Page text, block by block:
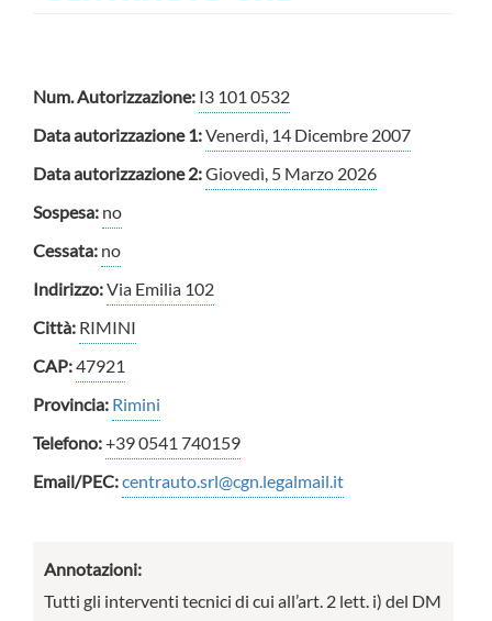
Num. Autorizzazione: I3 101 0532
Data autorizzazione 1:Venerdì, 14 Dicembre 2007
Data autorizzazione 2:Giovedì, 5 Marzo 2026
Sospesa: no
Cessata: no
Indirizzo:Via Emilia 102
Città: RIMINI
CAP:47921
Provincia: Rimini
Telefono:+39 0541 740159
Email/PEC:centrauto.srl@cgn.legalmail.it
Annotazioni:
Tutti gli interventi tecnici di cui all’art. 2 lett. i) del DM